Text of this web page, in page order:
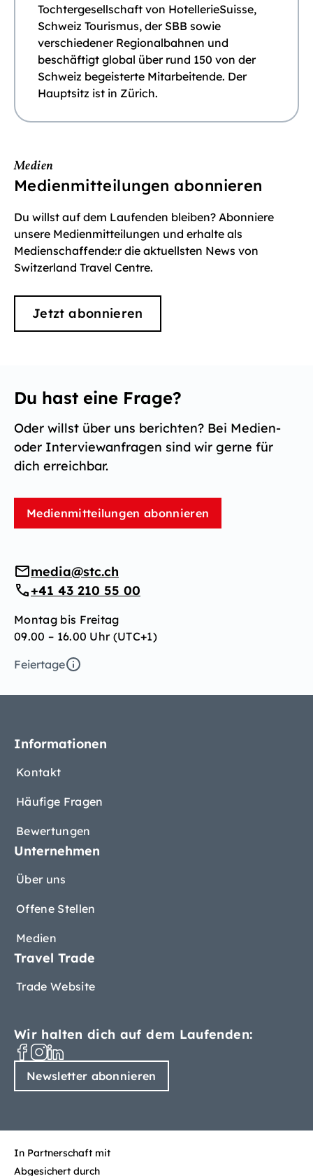
Tochtergesellschaft von HotellerieSuisse,
Schweiz Tourismus, der SBB sowie
verschiedener Regionalbahnen und
beschäftigt global über rund 150 von der
Schweiz begeisterte Mitarbeitende. Der
Hauptsitz ist in Zürich.
Medien
Medienmitteilungen abonnieren
Du willst auf dem Laufenden bleiben? Abonniere
unsere Medienmitteilungen und erhalte als
Medienschaffende:r die aktuellsten News von
Switzerland Travel Centre.
Jetzt abonnieren
Du hast eine Frage?
Oder willst über uns berichten? Bei Medien-
oder Interviewanfragen sind wir gerne für
dich erreichbar.
Medienmitteilungen abonnieren
media@stc.ch
+41 43 210 55 00
Montag bis Freitag
09.00 – 16.00 Uhr (UTC+1)
Feiertage
Informationen
Kontakt
Häufige Fragen
Bewertungen
Unternehmen
Über uns
Offene Stellen
Medien
Travel Trade
Trade Website
Wir halten dich auf dem Laufenden:
Newsletter abonnieren
In Partnerschaft mit
Abgesichert durch